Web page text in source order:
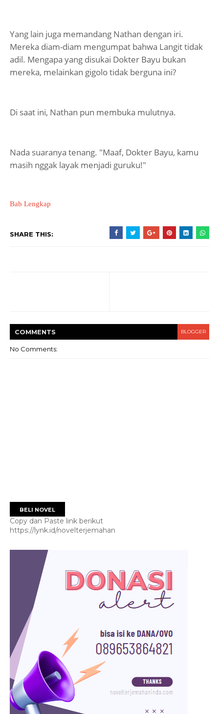
Yang lain juga memandang Nathan dengan iri.
Mereka diam-diam mengumpat bahwa Langit tidak
adil. Mengapa yang disukai Dokter Bayu bukan
mereka, melainkan gigolo tidak berguna ini?
Di saat ini, Nathan pun membuka mulutnya.
Nada suaranya tenang. "Maaf, Dokter Bayu, kamu
masih nggak layak menjadi guruku!"
Bab Lengkap
SHARE THIS:
COMMENTS BLOGGER
No Comments:
BELI NOVEL
Copy dan Paste link berikut
https://lynk.id/novelterjemahan